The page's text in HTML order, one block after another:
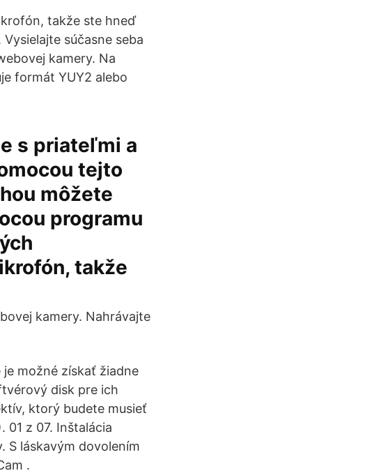
takže ste hneď
súčasne seba
kamery. Na
formát YUY2 alebo
s priateľmi a
tejto
môžete
programu
takže
kamery. Nahrávajte
možné získať žiadne
disk pre ich
ktorý budete musieť
01 z 07. Inštalácia
S láskavým dovolením
.